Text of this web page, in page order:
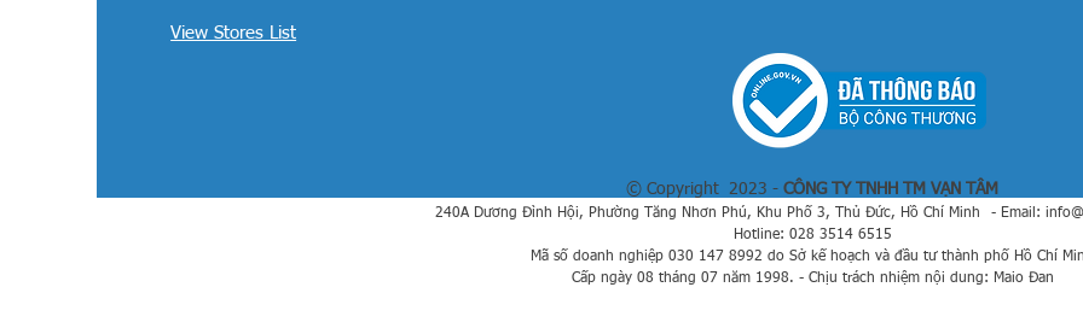
View Stores List
© Copyright 2023 - CÔNG TY TNHH TM VẠN TÂM
240A Dương Đình Hội, Phường Tăng Nhơn Phú, Khu Phố 3, Thủ Đức, Hồ Chí Minh - Email:
Hotline: 028 3514 6515
Mã số doanh nghiệp 030 147 8992 do Sở kế hoạch và đầu tư thành phố Hồ Chí
Cấp ngày 08 tháng 07 năm 1998. - Chịu trách nhiệm nội dung: Maio Đan